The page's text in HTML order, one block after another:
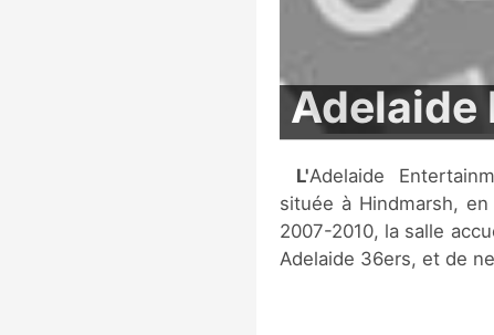
Adelaide
L'Adelaide Entertainment Centre est une salle multi-fonctions
située à Hindmarsh,
2007-2010, la salle
Adelaide 36ers, et de